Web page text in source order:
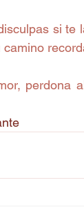
si te
perdona